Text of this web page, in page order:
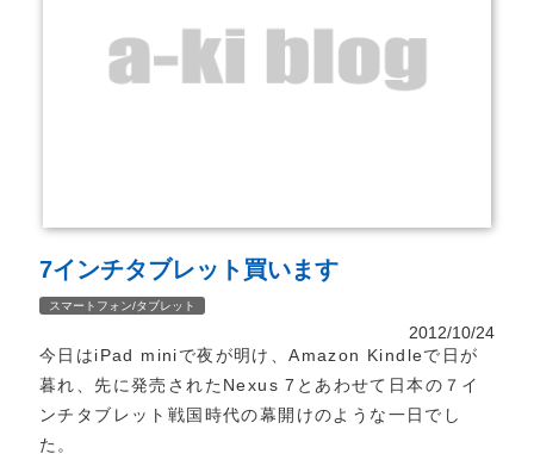
7インチタブレット買います
スマートフォン/タブレット
2012/10/24
今日はiPad miniで夜が明け、Amazon Kindleで日が
暮れ、先に発売されたNexus 7とあわせて日本の７イ
ンチタブレット戦国時代の幕開けのような一日でし
た。